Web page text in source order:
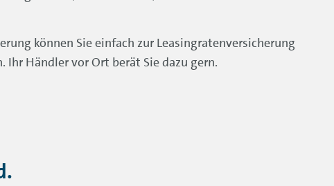
können Sie einfach zur Leasingratenversicherung
Ihr Händler vor Ort berät Sie dazu gern.